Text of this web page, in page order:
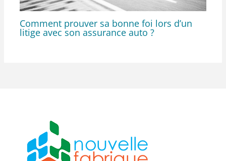
Comment prouver sa bonne foi lors d’un
litige avec son assurance auto ?